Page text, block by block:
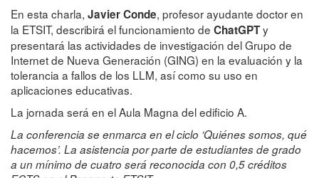
En esta charla, Javier Conde, profesor ayudante doctor en
la ETSIT, describirá el funcionamiento de ChatGPTy
presentará las actividades de investigación del Grupo de
Internet de Nueva Generación (GING) en la evaluación y la
tolerancia a fallos de los LLM, así como su uso en
aplicaciones educativas.
La jornada será en el Aula Magna del edificio A.
La conferencia se enmarca en el ciclo ‘Quiénes somos, qué
hacemos’. La asistencia por parte de estudiantes de grado
a un mínimo de cuatro será reconocida con 0,5 créditos